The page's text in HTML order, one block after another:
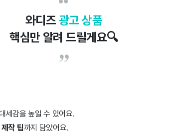
와디즈 광고 상품
핵심만 알려 드릴게요🔍
세감을 높일 수 있어요.
작 팁까지 담았어요.